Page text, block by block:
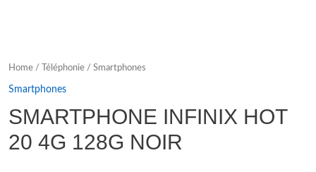
Home / Téléphonie / Smartphones
Smartphones
SMARTPHONE INFINIX HOT
20 4G 128G NOIR